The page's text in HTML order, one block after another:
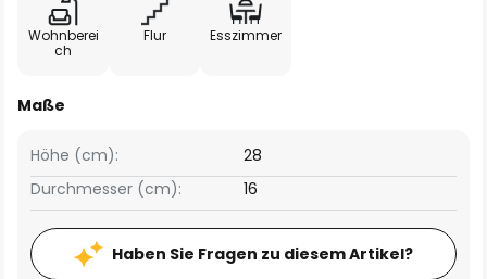
Wohnberei
ch
Flur Esszimmer
Maße
Höhe (cm):
28
Durchmesser (cm):
16
Haben Sie Fragen zu diesem Artikel?